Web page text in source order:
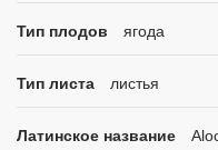
Тип плодов ягода
Тип листа листья
Латинское название